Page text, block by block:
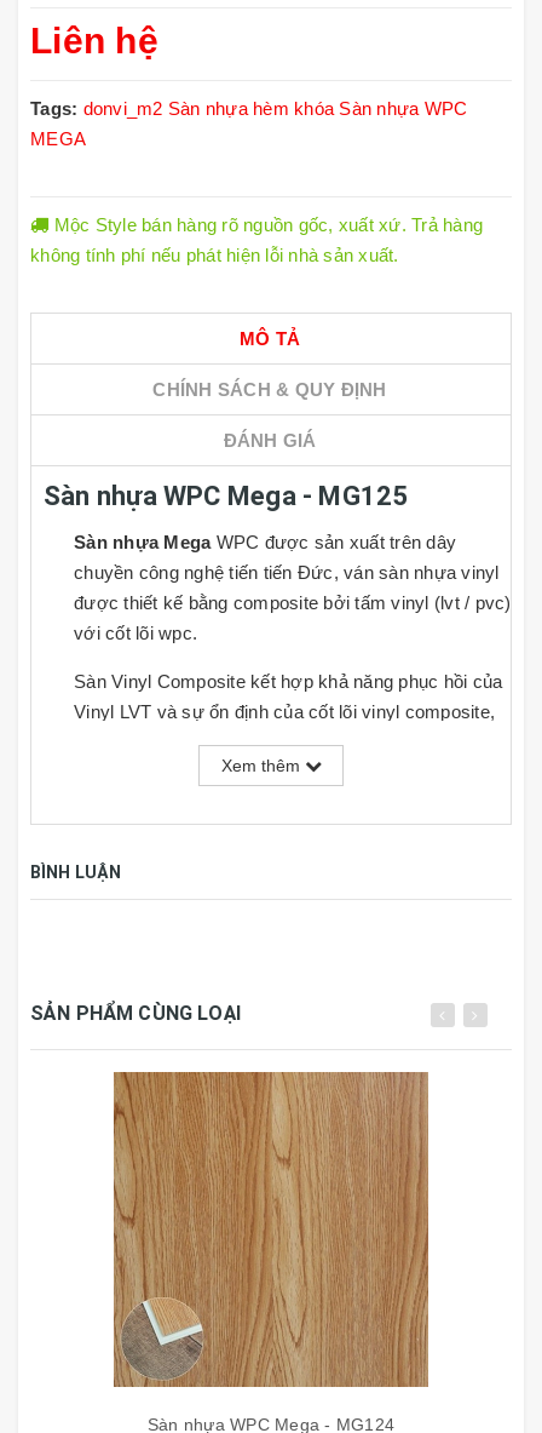
Liên hệ
Tags: donvi_m2 Sàn nhựa hèm khóa Sàn nhựa WPC
MEGA
Mộc Style bán hàng rõ nguồn gốc, xuất xứ. Trả hàng
không tính phí nếu phát hiện lỗi nhà sản xuất.
MÔ TẢ
CHÍNH SÁCH & QUY ĐỊNH
ĐÁNH GIÁ
Sàn nhựa WPC Mega - MG125
Sàn nhựa MegaWPC được sản xuất trên dây
chuyền công nghệ tiến tiến Đức, ván sàn nhựa vinyl
được thiết kế bằng composite bởi tấm vinyl (lvt / pvc)
với cốt lõi wpc.
Sàn Vinyl Composite kết hợp khả năng phục hồi của
Vinyl LVT và sự ổn định của cốt lõi vinyl composite,
với hệ thống hèm khóa rất dễ dàng lắp đặt, kế thừa
tính năng chống thấm nước từ tấm vinyl LVT và
chống nước, chống mối mọt, chống ồn, em ái bước
nhất, cùng bề mặt vân gỗ đẹp tự nhiên, có độ bền
CẤU TẠO SÀN NHỰA MEGA
Lớp bề mặt:phũ UV chống bay màu, bảo vệ sản
dàng hơn.
Xem thêm
BÌNH LUẬN
SẢN PHẨM CÙNG LOẠI
Sàn nhựa WPC Mega - MG124